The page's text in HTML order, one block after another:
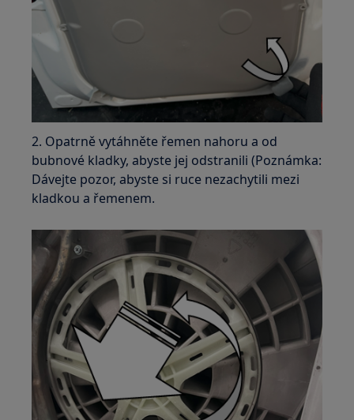
2. Opatrně vytáhněte řemen nahoru a od
bubnové kladky, abyste jej odstranili (Poznámka:
Dávejte pozor, abyste si ruce nezachytili mezi
kladkou a řemenem.